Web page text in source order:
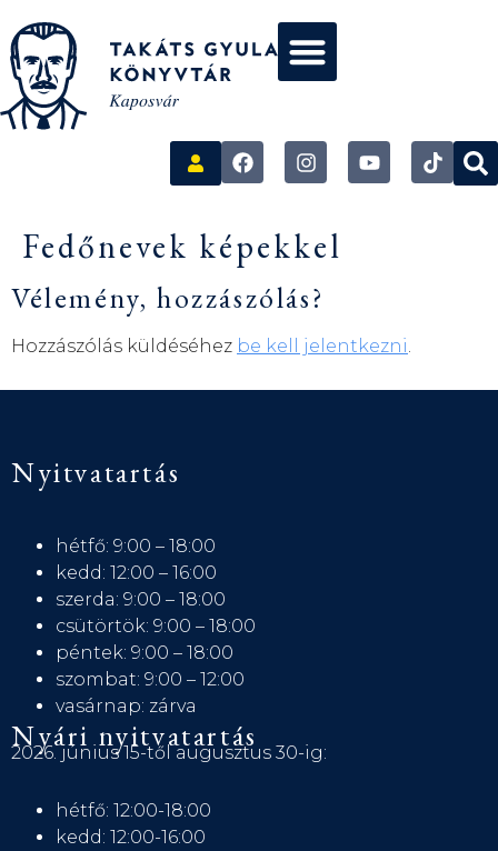
Fedőnevek képekkel
Vélemény, hozzászólás?
Hozzászólás küldéséhez be kell jelentkezni.
Nyitvatartás
hétfő: 9:00 – 18:00
kedd: 12:00 – 16:00
szerda: 9:00 – 18:00
csütörtök: 9:00 – 18:00
péntek: 9:00 – 18:00
szombat: 9:00 – 12:00
vasárnap: zárva
Nyári nyitvatartás
2026. június 15-től augusztus 30-ig:
hétfő: 12:00-18:00
kedd: 12:00-16:00